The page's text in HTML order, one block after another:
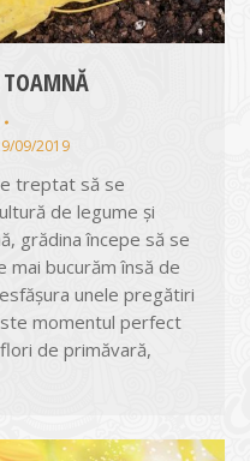
TOAMNĂ
09/2019
treptat să se
de legume și
grădina începe să se
mai bucurăm însă de
unele pregătiri
momentul perfect
de primăvară,